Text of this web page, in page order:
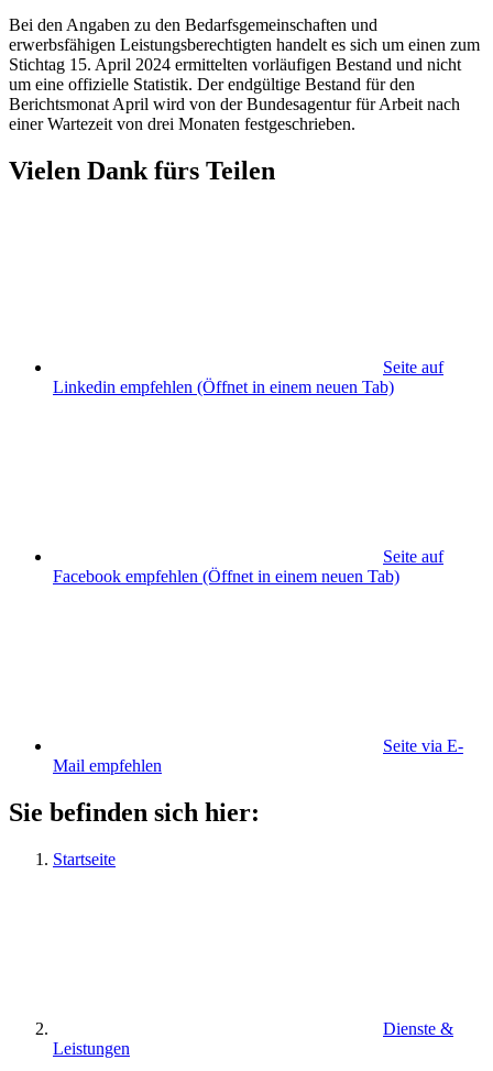
Bei den Angaben zu den Bedarfsgemeinschaften und
erwerbsfähigen Leistungsberechtigten handelt es sich um einen zum
Stichtag 15. April 2024 ermittelten vorläufigen Bestand und nicht
um eine offizielle Statistik. Der endgültige Bestand für den
Berichtsmonat April wird von der Bundesagentur für Arbeit nach
einer Wartezeit von drei Monaten festgeschrieben.
Vielen Dank fürs Teilen
Seite auf
Linkedin empfehlen (Öffnet in einem neuen Tab)
Seite auf
Facebook empfehlen (Öffnet in einem neuen Tab)
Seite via E-
Mail empfehlen
Sie befinden sich hier:
Startseite
Dienste &
Leistungen